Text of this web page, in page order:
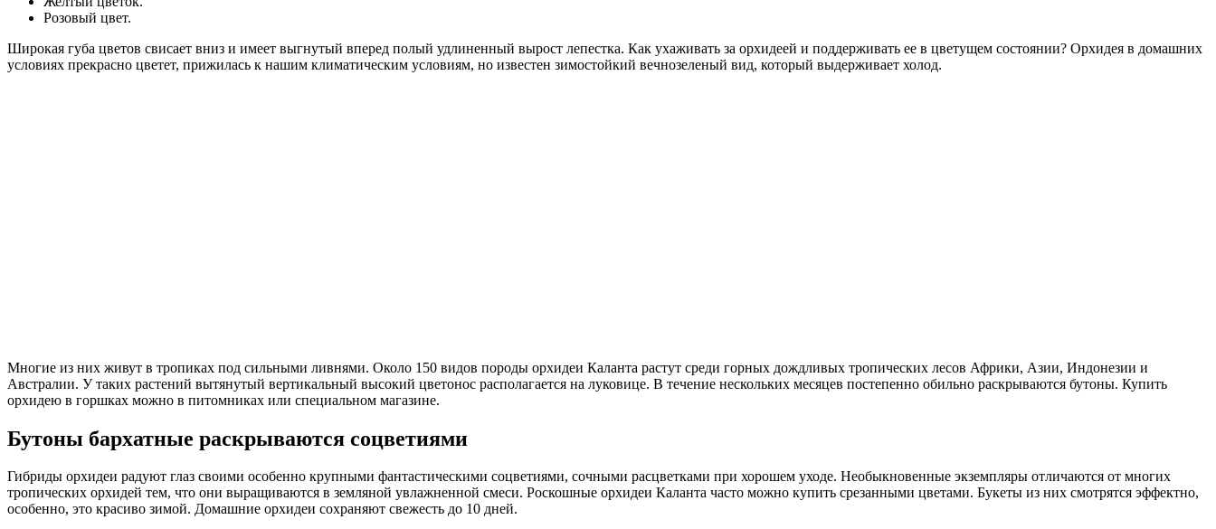
Розовый цвет.
Широкая губа цветов свисает вниз и имеет выгнутый вперед полый удлиненный вырост лепестка. Как ухаживать за орхидеей и поддерживать ее в цветущем состоянии? Орхидея в домашних
условиях прекрасно цветет, прижилась к нашим климатическим условиям, но известен зимостойкий вечнозеленый вид, который выдерживает холод.
Многие из них живут в тропиках под сильными ливнями. Около 150 видов породы орхидеи Каланта растут среди горных дождливых тропических лесов Африки, Азии, Индонезии и
Австралии. У таких растений вытянутый вертикальный высокий цветонос располагается на луковице. В течение нескольких месяцев постепенно обильно раскрываются бутоны. Купить
орхидею в горшках можно в питомниках или специальном магазине.
Бутоны бархатные раскрываются соцветиями
Гибриды орхидеи радуют глаз своими особенно крупными фантастическими соцветиями, сочными расцветками при хорошем уходе. Необыкновенные экземпляры отличаются от многих
тропических орхидей тем, что они выращиваются в земляной увлажненной смеси. Роскошные орхидеи Каланта часто можно купить срезанными цветами. Букеты из них смотрятся эффектно,
особенно, это красиво зимой. Домашние орхидеи сохраняют свежесть до 10 дней.